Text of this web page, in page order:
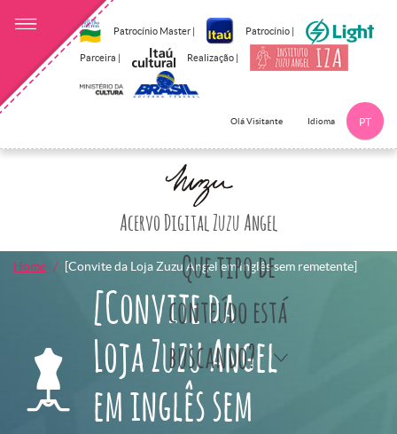
Patrocínio Master | Patrocínio |
Parceira | Realização |
Olá Visitante Idioma PT
Acervo Digital Zuzu Angel
Que tipo de
conteúdo está
buscando?
Home [Convite da Loja Zuzu Angel em inglês sem remetente]
[Convite da
Loja Zuzu Angel
em inglês sem